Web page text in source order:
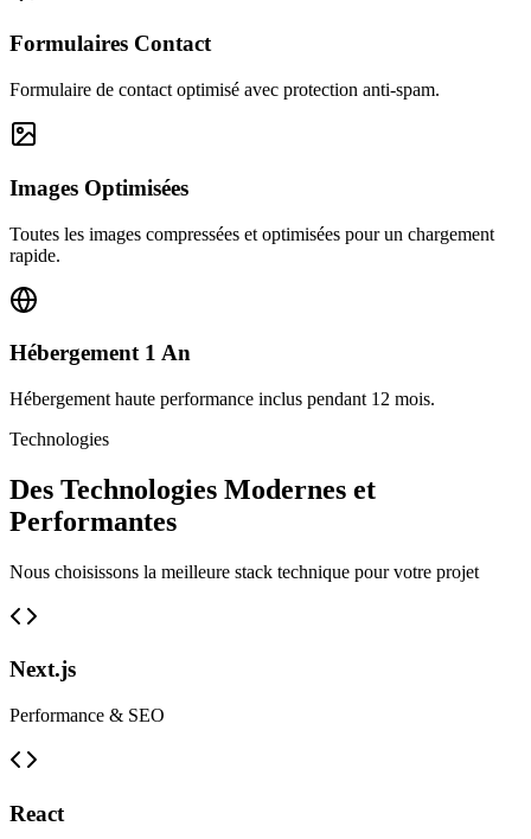
Formulaires Contact
Formulaire de contact optimisé avec protection anti-spam.
Images Optimisées
Toutes les images compressées et optimisées pour un chargement
rapide.
Hébergement 1 An
Hébergement haute performance inclus pendant 12 mois.
Technologies
Des Technologies Modernes et
Performantes
Nous choisissons la meilleure stack technique pour votre projet
Next.js
Performance & SEO
React